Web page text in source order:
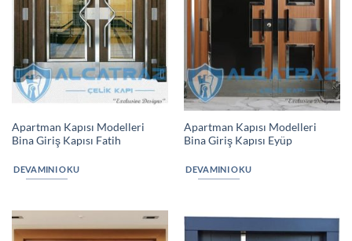
Apartman Kapısı Modelleri
Bina Giriş Kapısı Fatih
DEVAMINI OKU
Apartman Kapısı Modelleri
Bina Giriş Kapısı Eyüp
DEVAMINI OKU